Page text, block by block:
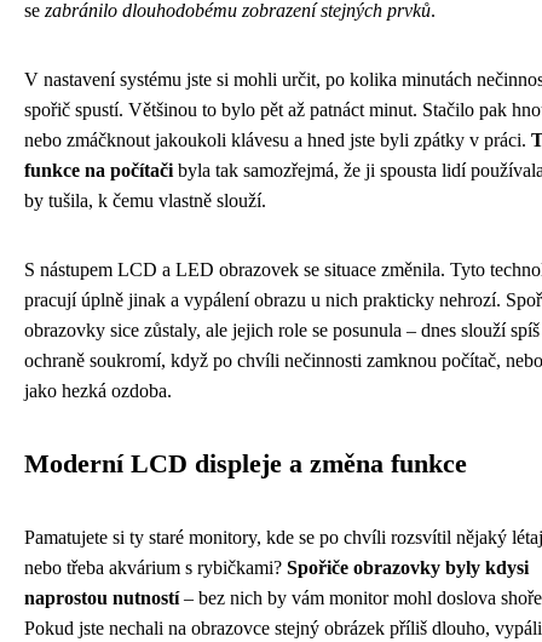
se zabránilo dlouhodobému zobrazení stejných prvků.
V nastavení systému jste si mohli určit, po kolika minutách
spořič spustí. Většinou to bylo pět až patnáct minut. Stačilo pak
nebo zmáčknout jakoukoli klávesu a hned jste byli zpátky v práci.
funkce na počítači byla tak samozřejmá, že ji spousta lidí
by tušila, k čemu vlastně slouží.
S nástupem LCD a LED obrazovek se situace změnila. Tyto
pracují úplně jinak a vypálení obrazu u nich prakticky nehrozí.
obrazovky sice zůstaly, ale jejich role se posunula – dnes slouží
ochraně soukromí, když po chvíli nečinnosti zamknou počítač,
jako hezká ozdoba.
Moderní LCD displeje a změna funkce
Pamatujete si ty staré monitory, kde se po chvíli rozsvítil nějaký
nebo třeba akvárium s rybičkami? Spořiče obrazovky byly kdysi
naprostou nutností– bez nich by vám monitor mohl doslova
Pokud jste nechali na obrazovce stejný obrázek příliš dlouho,